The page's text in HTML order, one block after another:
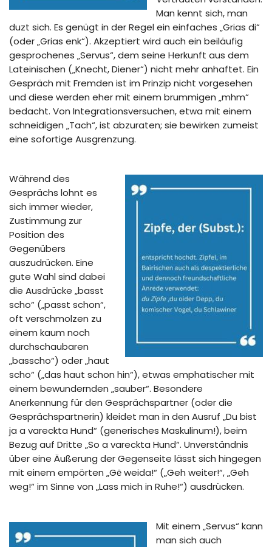
Man kennt sich, man
duzt sich. Es genügt in der Regel ein einfaches „Grias di“
(oder „Grias enk“). Akzeptiert wird auch ein beiläufig
gesprochenes „Servus“, dem seine Herkunft aus dem
Lateinischen („Knecht, Diener“) nicht mehr anhaftet. Ein
Gespräch mit Fremden ist im Prinzip nicht vorgesehen
und diese werden eher mit einem brummigen „mhm“
bedacht. Von Integrationsversuchen, etwa mit einem
schneidigen „Tach“, ist abzuraten; sie bewirken zumeist
eine sofortige Ausgrenzung.
Während des
Gesprächs lohnt es
sich immer wieder,
Zustimmung zur
Position des
Gegenübers
auszudrücken. Eine
gute Wahl sind dabei
die Ausdrücke „basst
scho“ („passt schon“,
oft verschmolzen zu
einem kaum noch
durchschaubaren
„basscho“) oder „haut
scho“ („das haut schon hin“), etwas emphatischer mit
einem bewundernden „sauber“. Besondere
Anerkennung für den Gesprächspartner (oder die
Gesprächspartnerin) kleidet man in den Ausruf „Du bist
ja a vareckta Hund“ (generisches Maskulinum!), beim
Bezug auf Dritte „So a vareckta Hund“. Unverständnis
über eine Äußerung der Gegenseite lässt sich hingegen
mit einem empörten „Gē weida!“ („Geh weiter!“, „Geh
weg!“ im Sinne von „Lass mich in Ruhe!“) ausdrücken.
Mit einem „Servus“ kann
man sich auch